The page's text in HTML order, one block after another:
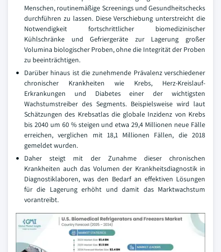
Menschen, routinemäßige Screenings und Gesundheitschecks
durchführen zu lassen. Diese Verschiebung unterstreicht die
Notwendigkeit fortschrittlicher biomedizinischer
Kühlschränke und Gefriergeräte zur Lagerung großer
Volumina biologischer Proben, ohne die Integrität der Proben
zu beeinträchtigen.
Darüber hinaus ist die zunehmende Prävalenz verschiedener
chronischer Krankheiten wie Krebs, Herz-Kreislauf-
Erkrankungen und Diabetes einer der wichtigsten
Wachstumstreiber des Segments. Beispielsweise wird laut
Schätzungen des Krebsatlas die globale Inzidenz von Krebs
bis 2040 um 60 % steigen und etwa 29,4 Millionen neue Fälle
erreichen, verglichen mit 18,1 Millionen Fällen, die 2018
gemeldet wurden.
Daher steigt mit der Zunahme dieser chronischen
Krankheiten auch das Volumen der Krankheitsdiagnostik in
Diagnostiklaboren, was den Bedarf an effektiven Lösungen
für die Lagerung erhöht und damit das Marktwachstum
vorantreibt.